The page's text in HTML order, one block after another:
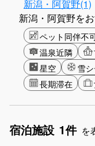
新潟・阿賀野(1)
新潟・阿賀野を
ペット同伴不
温泉近隣
星空
雪
長期滞在
宿泊施設 1件 を